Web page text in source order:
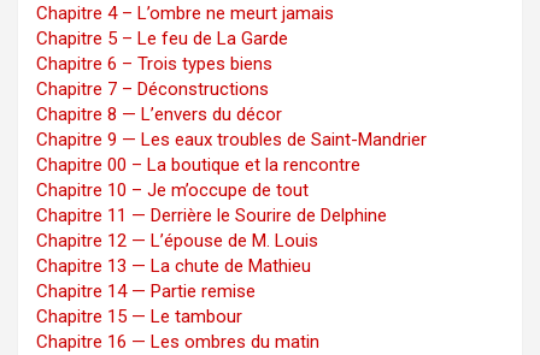
Chapitre 4 – L’ombre ne meurt jamais
Chapitre 5 – Le feu de La Garde
Chapitre 6 – Trois types biens
Chapitre 7 – Déconstructions
Chapitre 8 — L’envers du décor
Chapitre 9 — Les eaux troubles de Saint-Mandrier
Chapitre 00 – La boutique et la rencontre
Chapitre 10 – Je m’occupe de tout
Chapitre 11 — Derrière le Sourire de Delphine
Chapitre 12 — L’épouse de M. Louis
Chapitre 13 — La chute de Mathieu
Chapitre 14 — Partie remise
Chapitre 15 — Le tambour
Chapitre 16 — Les ombres du matin